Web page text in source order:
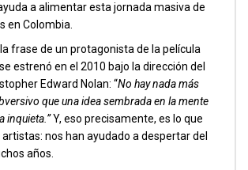
a alimentar esta jornada masiva de
en Colombia.
frase de un protagonista de la película
estrenó en el 2010 bajo la dirección del
Edward Nolan: “No hay nada más
que una idea sembrada en la mente
inquieta.”Y, eso precisamente, es lo que
artistas: nos han ayudado a despertar del
años.